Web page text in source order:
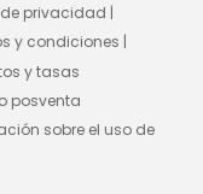
privacidad |
y condiciones |
y tasas
posventa
sobre el uso de